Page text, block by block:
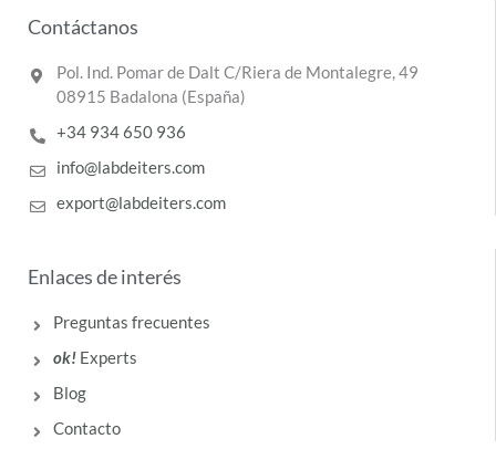
Contáctanos
Pol. Ind. Pomar de Dalt C/Riera de Montalegre, 49
08915 Badalona (España)
+34 934 650 936
info@labdeiters.com
export@labdeiters.com
Enlaces de interés
Preguntas frecuentes
ok!Experts
Blog
Contacto